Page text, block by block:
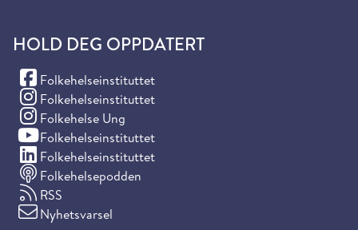
HOLD DEG OPPDATERT
Folkehelseinstituttet
(Facebook)
Folkehelseinstituttet
(Instagram)
Folkehelse Ung
(Instagram)
Folkehelseinstituttet
(YouTube)
Folkehelseinstituttet
(LinkedIn)
Folkehelsepodden
RSS
Nyhetsvarsel